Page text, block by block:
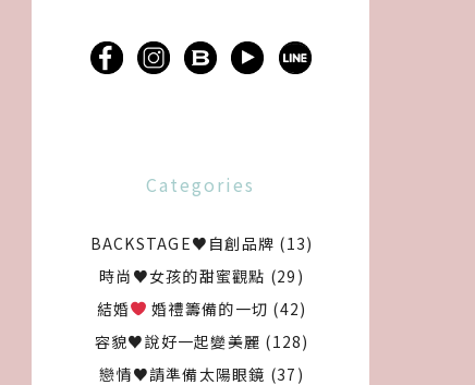
Categories
BACKSTAGE♥自創品牌 (13)
時尚♥女孩的甜蜜觀點 (29)
結婚
婚禮籌備的一切 (42)
容貌♥說好一起變美麗 (128)
戀情♥請準備太陽眼鏡 (37)